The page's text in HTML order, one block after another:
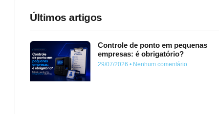
Últimos artigos
Controle de ponto em pequenas
empresas: é obrigatório?
29/07/2026 Nenhum comentário